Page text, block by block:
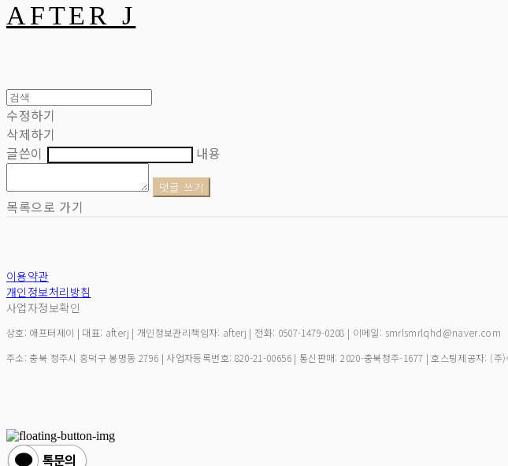
AFTER J
수정하기
삭제하기
글쓴이
내용
댓글 쓰기
목록으로 가기
이용약관
개인정보처리방침
사업자정보확인
상호: 애프터제이 | 대표: afterj | 개인정보관리책임자: afterj | 전화: 0507-1479-0208 | 이메일: smrlsmrlqhd@naver.com
주소: 충북 청주시 흥덕구 봉명동 2796 | 사업자등록번호: 820-21-00656| 통신판매:2020-충북청주-1677 | 호스팅제공자: (주